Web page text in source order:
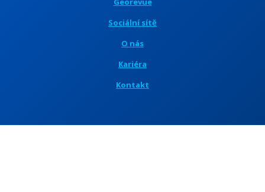
Sociální sítě
O nás
Kariéra
Kontakt